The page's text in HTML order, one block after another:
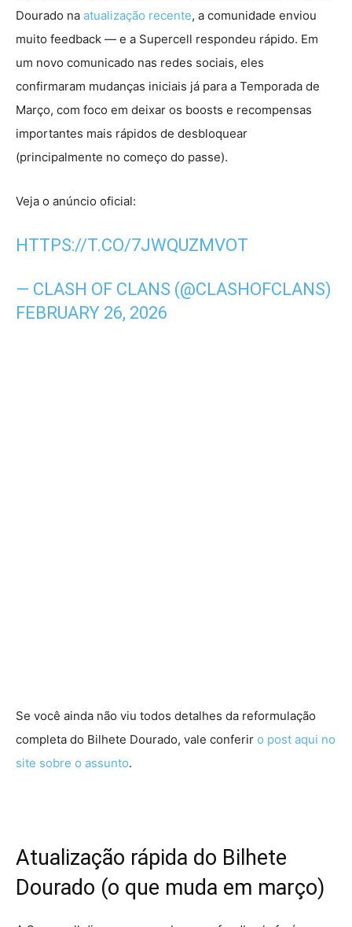
Dourado na atualização recente, a comunidade enviou
muito feedback — e a Supercell respondeu rápido. Em
um novo comunicado nas redes sociais, eles
confirmaram mudanças iniciais já para a Temporada de
Março, com foco em deixar os boosts e recompensas
importantes mais rápidos de desbloquear
(principalmente no começo do passe).
Veja o anúncio oficial:
HTTPS://T.CO/7JWQUZMVOT
— CLASH OF CLANS (@CLASHOFCLANS)
FEBRUARY 26, 2026
Se você ainda não viu todos detalhes da reformulação
completa do Bilhete Dourado, vale conferir o post aqui no
site sobre o assunto.
Atualização rápida do Bilhete
Dourado (o que muda em março)